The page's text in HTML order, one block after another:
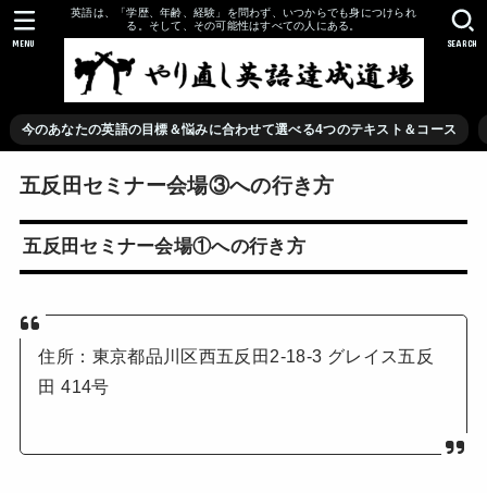
英語は、「学歴、年齢、経験」を問わず、いつからでも身につけられ
る。そして、その可能性はすべての人にある。
今のあなたの英語の目標＆悩みに合わせて選べる4つのテキスト＆コース
SEARCH
MENU
五反田セミナー会場③への行き方
五反田セミナー会場①への行き方
住所：東京都品川区西五反田2-18-3 グレイス五反
田 414号